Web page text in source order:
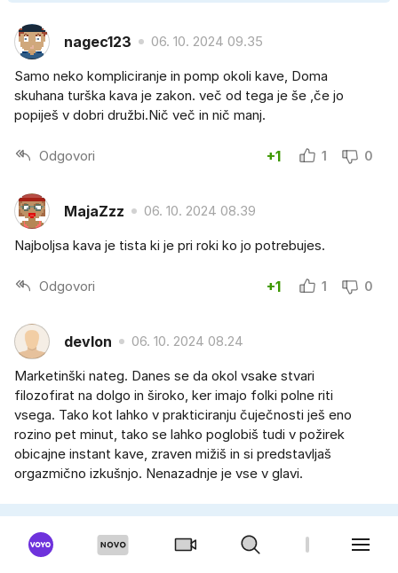
nagec123 06. 10. 2024 09.35
Samo neko kompliciranje in pomp okoli kave, Doma
skuhana turška kava je zakon. več od tega je še ,če jo
popiješ v dobri družbi.Nič več in nič manj.
Odgovori +1 1 0
MajaZzz 06. 10. 2024 08.39
Najboljsa kava je tista ki je pri roki ko jo potrebujes.
Odgovori +1 1 0
devlon 06. 10. 2024 08.24
Marketinški nateg. Danes se da okol vsake stvari
filozofirat na dolgo in široko, ker imajo folki polne riti
vsega. Tako kot lahko v prakticiranju čuječnosti ješ eno
rozino pet minut, tako se lahko poglobiš tudi v požirek
obicajne instant kave, zraven mižiš in si predstavljaš
orgazmično izkušnjo. Nenazadnje je vse v glavi.
Odgovori +0 1 1